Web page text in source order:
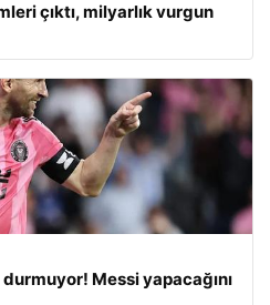
çıktı, milyarlık vurgun
durmuyor! Messi yapacağını